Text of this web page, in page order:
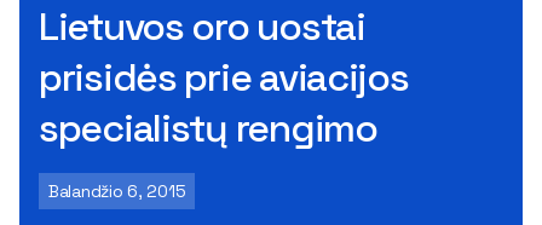
Lietuvos oro uostai
prisidės prie aviacijos
specialistų rengimo
Balandžio 6, 2015